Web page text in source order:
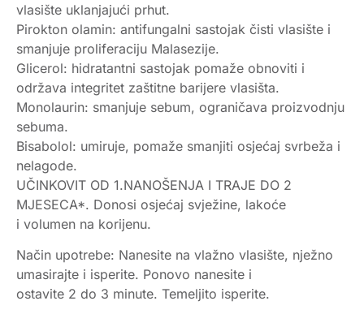
vlasište uklanjajući prhut.
Pirokton olamin: antifungalni sastojak čisti vlasište i
smanjuje proliferaciju Malasezije.
Glicerol: hidratantni sastojak pomaže obnoviti i
održava integritet zaštitne barijere vlasišta.
Monolaurin: smanjuje sebum, ograničava proizvodnju
sebuma.
Bisabolol: umiruje, pomaže smanjiti osjećaj svrbeža i
nelagode.
UČINKOVIT OD 1.NANOŠENJA I TRAJE DO 2
MJESECA*. Donosi osjećaj svježine, lakoće
i volumen na korijenu.
Način upotrebe: Nanesite na vlažno vlasište, nježno
umasirajte i isperite. Ponovo nanesite i
ostavite 2 do 3 minute. Temeljito isperite.